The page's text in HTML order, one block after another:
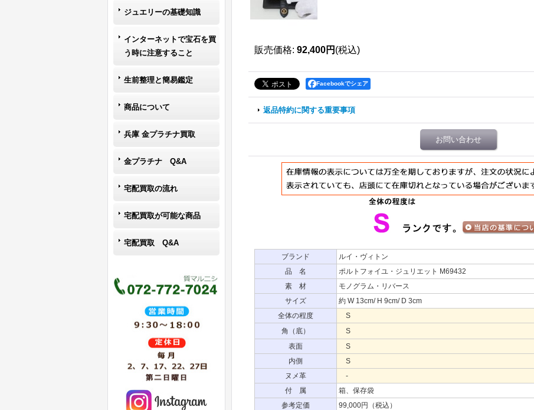
ジュエリーの基礎知識
インターネットで宝石を買
う時に注意すること
生前整理と簡易鑑定
商品について
兵庫 金プラチナ買取
金プラチナ Q&A
宅配買取の流れ
宅配買取が可能な商品
宅配買取 Q&A
販売価格: 92,400円 (税込)
Facebookでシェア
返品特約に関する重要事項
お問い合わせ
ブランド
ルイ・ヴィトン
品 名
ポルトフォイユ・ジュリエット M69432
素 材
モノグラム・リバース
サイズ
約 W 13cm/ H 9cm/ D 3cm
全体の程度
S
角（底）
S
表面
S
内側
S
ヌメ革
-
付 属
箱、保存袋
参考定価
99,000円（税込）